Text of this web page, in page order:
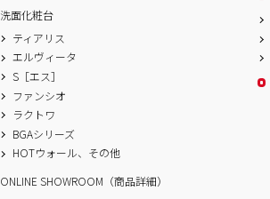
洗面化粧台
ティアリス
エルヴィータ
S［エス］
ファンシオ
ラクトワ
BGAシリーズ
HOTウォール、その他
ONLINE SHOWROOM（商品詳細）